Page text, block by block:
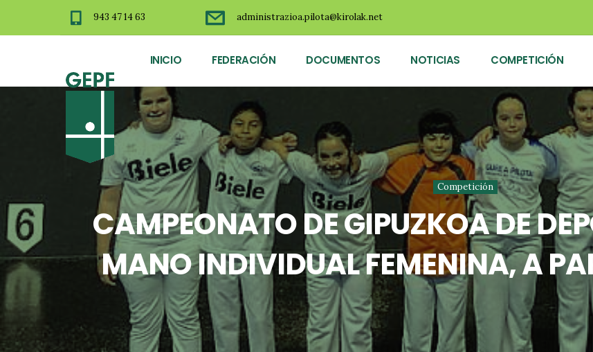
943 47 14 63 administrazioa.pilota@kirolak.net
INICIO FEDERACIÓN DOCUMENTOS NOTICIAS COMPETICIÓN
Competición
CAMPEONATO DE GIPUZKOA DE
MANO INDIVIDUAL FEMENINA, A